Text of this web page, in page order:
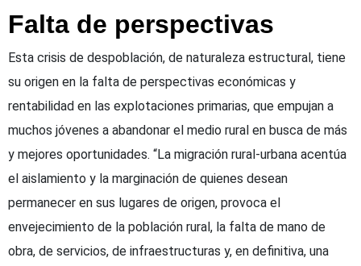
Falta de perspectivas
Esta crisis de despoblación, de naturaleza estructural, tiene
su origen en la falta de perspectivas económicas y
rentabilidad en las explotaciones primarias, que empujan a
muchos jóvenes a abandonar el medio rural en busca de más
y mejores oportunidades. “La migración rural-urbana acentúa
el aislamiento y la marginación de quienes desean
permanecer en sus lugares de origen, provoca el
envejecimiento de la población rural, la falta de mano de
obra, de servicios, de infraestructuras y, en definitiva, una